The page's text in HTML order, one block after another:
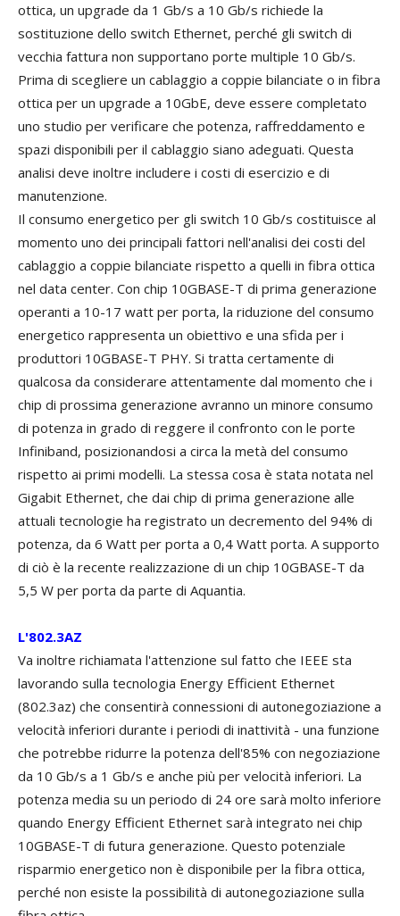
ottica, un upgrade da 1 Gb/s a 10 Gb/s richiede la
sostituzione dello switch Ethernet, perché gli switch di
vecchia fattura non supportano porte multiple 10 Gb/s.
Prima di scegliere un cablaggio a coppie bilanciate o in fibra
ottica per un upgrade a 10GbE, deve essere completato
uno studio per verificare che potenza, raffreddamento e
spazi disponibili per il cablaggio siano adeguati. Questa
analisi deve inoltre includere i costi di esercizio e di
manutenzione.
Il consumo energetico per gli switch 10 Gb/s costituisce al
momento uno dei principali fattori nell'analisi dei costi del
cablaggio a coppie bilanciate rispetto a quelli in fibra ottica
nel data center. Con chip 10GBASE-T di prima generazione
operanti a 10-17 watt per porta, la riduzione del consumo
energetico rappresenta un obiettivo e una sfida per i
produttori 10GBASE-T PHY. Si tratta certamente di
qualcosa da considerare attentamente dal momento che i
chip di prossima generazione avranno un minore consumo
di potenza in grado di reggere il confronto con le porte
Infiniband, posizionandosi a circa la metà del consumo
rispetto ai primi modelli. La stessa cosa è stata notata nel
Gigabit Ethernet, che dai chip di prima generazione alle
attuali tecnologie ha registrato un decremento del 94% di
potenza, da 6 Watt per porta a 0,4 Watt porta. A supporto
di ciò è la recente realizzazione di un chip 10GBASE-T da
5,5 W per porta da parte di Aquantia.
L'802.3AZ
Va inoltre richiamata l'attenzione sul fatto che IEEE sta
lavorando sulla tecnologia Energy Efficient Ethernet
(802.3az) che consentirà connessioni di autonegoziazione a
velocità inferiori durante i periodi di inattività - una funzione
che potrebbe ridurre la potenza dell'85% con negoziazione
da 10 Gb/s a 1 Gb/s e anche più per velocità inferiori. La
potenza media su un periodo di 24 ore sarà molto inferiore
quando Energy Efficient Ethernet sarà integrato nei chip
10GBASE-T di futura generazione. Questo potenziale
risparmio energetico non è disponibile per la fibra ottica,
perché non esiste la possibilità di autonegoziazione sulla